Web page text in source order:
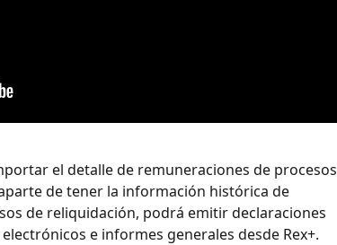
el detalle de remuneraciones de procesos
de tener la información histórica de
de reliquidación, podrá emitir declaraciones
e informes generales desde Rex+.